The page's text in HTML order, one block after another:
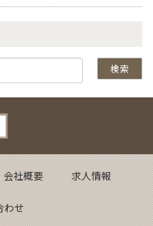
会社概要 求人情報
わせ
Back to top